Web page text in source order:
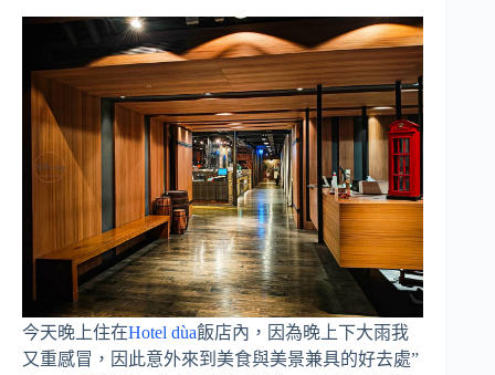
今天晚上住在Hotel dùa飯店內，因為晚上下大雨我
又重感冒，因此意外來到美食與美景兼具的好去處”